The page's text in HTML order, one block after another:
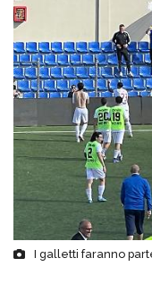
I galletti faranno